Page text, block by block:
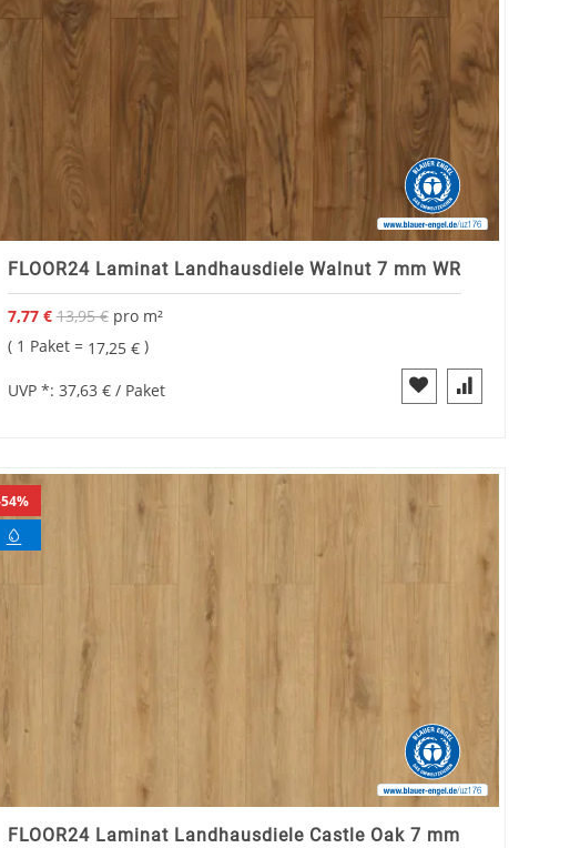
FLOOR24 Laminat Landhausdiele Walnut 7 mm WR
7,77 € 13,95 € pro m²
1 Paket = Sonderangebot
17,25 €
UVP *: 37,63 €/ Paket
54%
FLOOR24 Laminat Landhausdiele Castle Oak 7 mm